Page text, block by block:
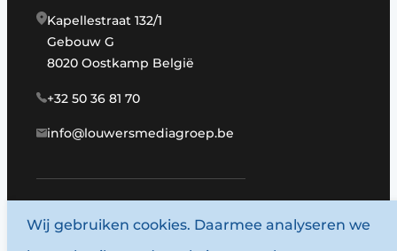
Kapellestraat 132/1
Gebouw G
8020 Oostkamp België
+32 50 36 81 70
info@louwersmediagroep.be
www.louwersmediagroep.com
Wij gebruiken cookies. Daarmee analyseren we